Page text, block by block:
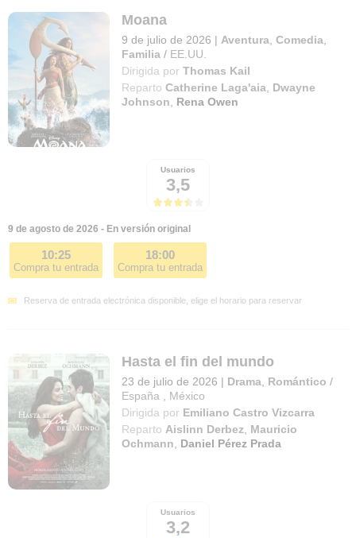
Moana
9 de julio de 2026 | Aventura ,Comedia
Familia / EE.UU.
Dirigida por Thomas Kail
Reparto Catherine Laga'aia
Dwayne
Johnson
Rena Owen
Usuarios
3,5
9 de agosto de 2026 - En versión original
10:25
Compra tu entrada
18:00
Compra tu entrada
Reserva de entrada electrónica disponible, elige el horario para reservar
Hasta el fin del mundo
23 de julio de 2026 | Drama Romántico /
España
México
Dirigida por Emiliano Castro Vizcarra
Reparto Aislinn Derbez
Mauricio
Ochmann
Daniel Pérez Prada
Usuarios
3,2